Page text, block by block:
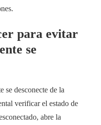
para evitar
se
se desconecte de la
verificar el estado de
abre la